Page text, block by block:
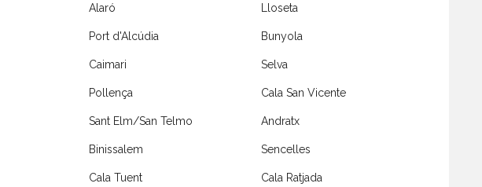
Alaró Lloseta
Port d'Alcúdia Bunyola
Caimari Selva
Pollença Cala San Vicente
Sant Elm/San Telmo Andratx
Binissalem Sencelles
Cala Tuent Cala Ratjada